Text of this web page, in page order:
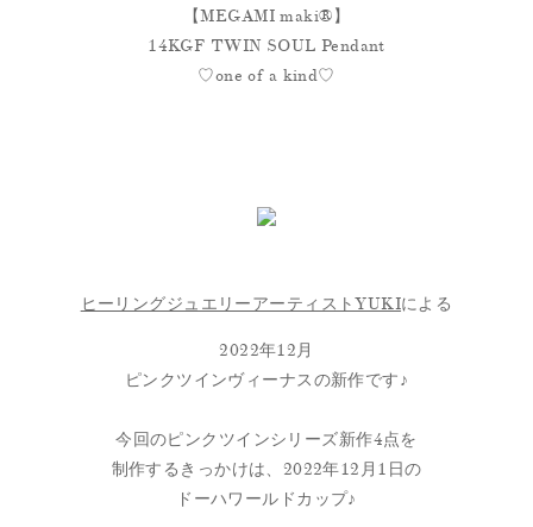
【MEGAMI maki®︎】
14KGF TWIN SOUL Pendant
♡one of a kind♡
ヒーリングジュエリーアーティストYUKIによる
2022年12月
ピンクツインヴィーナスの新作です♪
今回のピンクツインシリーズ新作4点を
制作するきっかけは、2022年12月1日の
ドーハワールドカップ♪